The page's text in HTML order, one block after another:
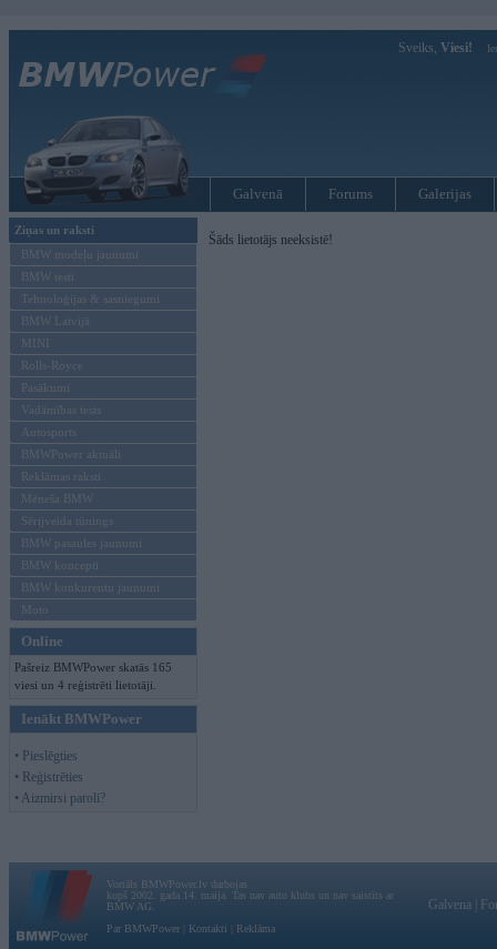
Sveiks, Viesi!
Galvenā Forums Galerijas
Ziņas un raksti
BMW modeļu jaunumi
BMW testi
Tehnoloģijas & sasniegumi
BMW Latvijā
MINI
Rolls-Royce
Pasākumi
Vadāmības tests
Autosports
BMWPower aktuāli
Reklāmas raksti
Mēneša BMW
Sērijveida tūnings
BMW pasaules jaunumi
BMW koncepti
BMW konkurentu jaunumi
Moto
Online
Pašreiz BMWPower skatās 165
viesi un 4 reģistrēti lietotāji.
Ienākt BMWPower
• Pieslēgties
• Reģistrēties
• Aizmirsi paroli?
Šāds lietotājs neeksistē!
Vortāls BMWPower.lv darbojas
kopš 2002. gada 14. maija. Tas nav auto klubs un nav saistīts ar
BMW AG.
Par BMWPower
Kontakti Reklāma
Galvena